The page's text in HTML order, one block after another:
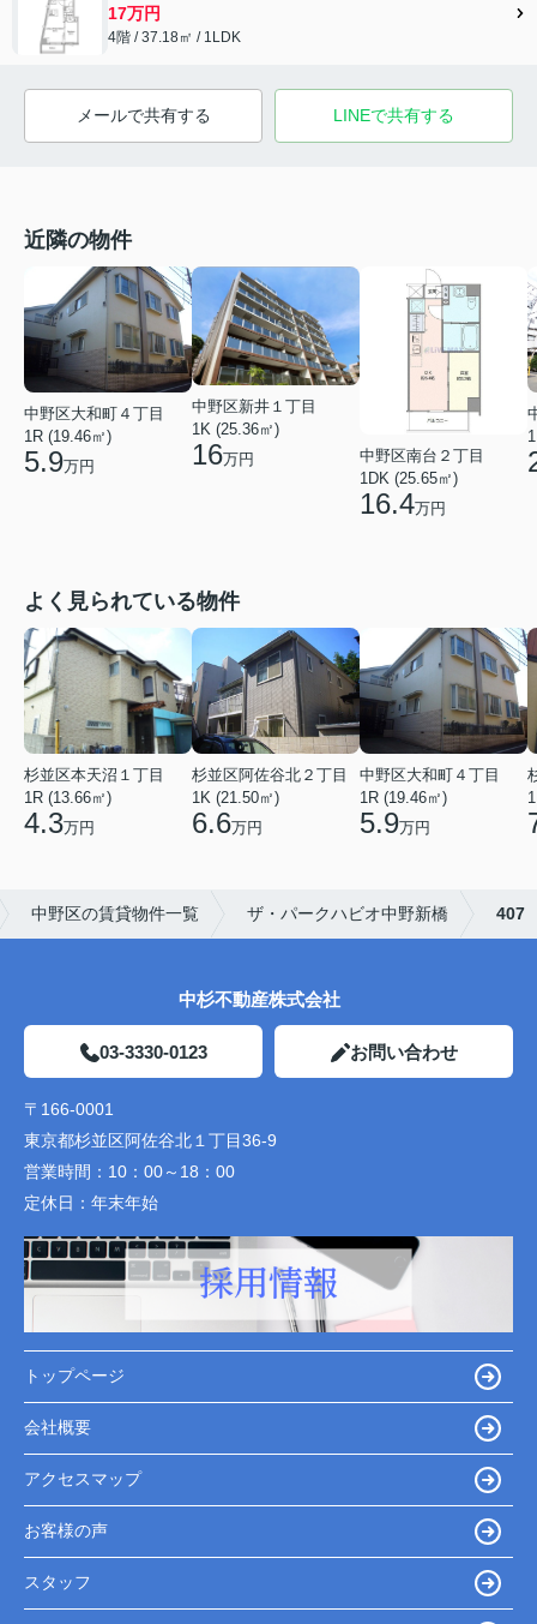
17万円
4階 / 37.18㎡ / 1LDK
メールで共有する LINEで共有する
近隣の物件
中野区大和町４丁目
1R (19.46㎡)
5.9万円
中野区新井１丁目
1K (25.36㎡)
16万円
中野区南台２丁目
1DK (25.65㎡)
16.4万円
よく見られている物件
杉並区本天沼１丁目
1R (13.66㎡)
4.3万円
杉並区阿佐谷北２丁目
1K (21.50㎡)
6.6万円
中野区大和町４丁目
1R (19.46㎡)
5.9万円
中野区の賃貸物件一覧 ザ・パークハビオ中野新橋 407
中杉不動産株式会社
03-3330-0123 お問い合わせ
〒166-0001
東京都杉並区阿佐谷北１丁目36-9
営業時間： 10：00～18：00
定休日： 年末年始
トップページ
会社概要
アクセスマップ
お客様の声
スタッフ